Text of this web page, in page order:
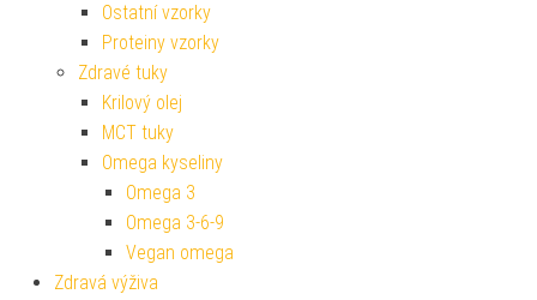
Ostatní vzorky
Proteiny vzorky
Zdravé tuky
Krilový olej
MCT tuky
Omega kyseliny
Omega 3
Omega 3-6-9
Vegan omega
Zdravá výživa